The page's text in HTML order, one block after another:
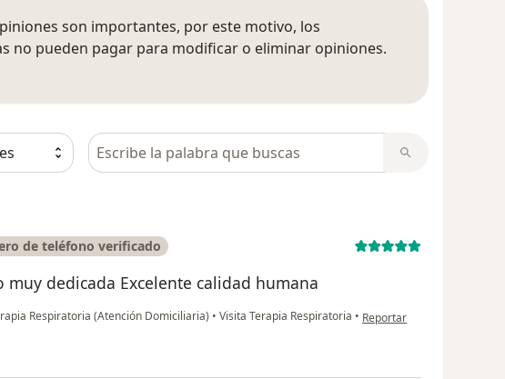
son importantes, por este motivo, los
no pueden pagar para modificar o eliminar opiniones.
Busca en opiniones
de teléfono verificado
muy dedicada Excelente calidad humana
Respiratoria (Atención Domiciliaria) • Visita Terapia Respiratoria • en opinión del usuario Yurany
Reportar